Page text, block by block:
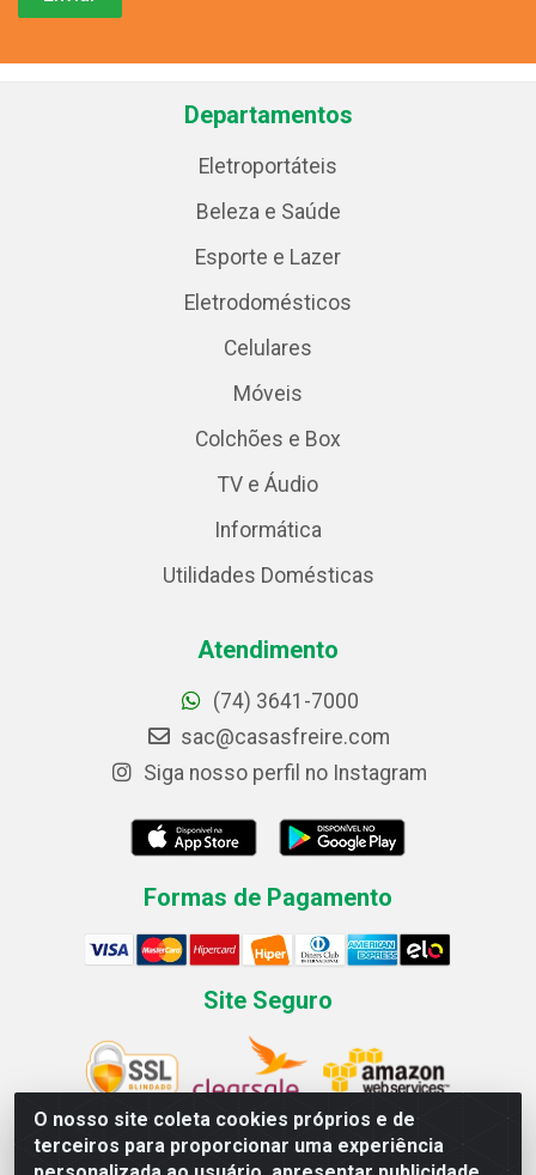
O nosso site coleta cookies próprios e de
terceiros para proporcionar uma experiência
Departamentos
Eletroportáteis
Beleza e Saúde
Esporte e Lazer
Eletrodomésticos
Celulares
Móveis
Colchões e Box
TV e Áudio
Informática
Utilidades Domésticas
Atendimento
(74) 3641-7000
sac@casasfreire.com
Siga nosso perfil no Instagram
Formas de Pagamento
Site Seguro